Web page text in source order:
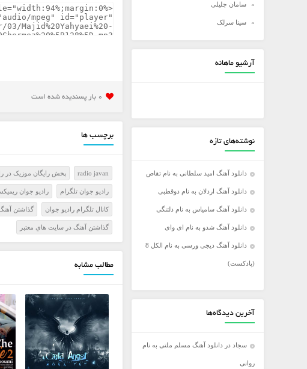
سامان جلیلی
سینا سرلک
شادمهر عقیلی
مازیار فلاحی
مجید اخشابی
محسن ابراهیم زاده
محسن چاووشی
آرشیو ماهانه
نوشته‌های تازه
دانلود آهنگ امید سلطانی به نام تقاص
دانلود آهنگ اردلان به نام دوقطبی
دانلود آهنگ سامیاس به نام دلتنگی
دانلود آهنگ شدو به نام ای وای
دانلود آهنگ دیجی ورسی به نام الکل 8
(پادکست)
آخرین دیدگاه‌ها
سجاد در دانلود آهنگ مسلم ملتی به نام
روانی
0 بار پسنديده شده است
برچسب ها
radio javan پخش رايگان موزيک در
راديو جوان تلگرام راديو جوان
کانال تلگرام راديو جوان گذاشتن
گذاشتن آهنگ در سايت هاي معتبر
مطالب مشابه